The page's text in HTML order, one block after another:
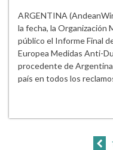
ARGENTINA
la fecha, la Organización
público el Informe Final
Europea Medidas Anti-
procedente de Argentina
país en todos los